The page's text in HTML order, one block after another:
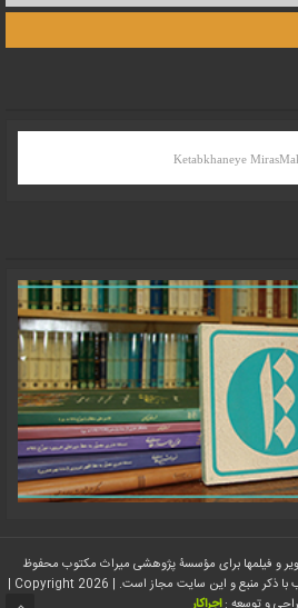
Ketabkhaneye
و فیلمها برای مؤسسۀ پژوهشی میراث مکتوب محفوظ
میباشد؛ همچنین استفاده و نقل، از مطالب با ذکر منبع و این سایت مجاز است. | Copyright 2026 |